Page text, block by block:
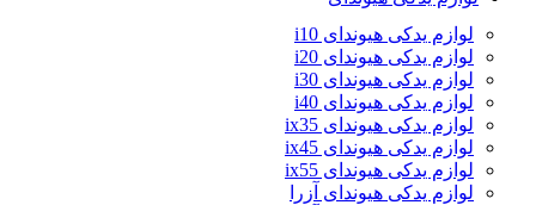
لوازم یدکی هیوندای i10
لوازم یدکی هیوندای i20
لوازم یدکی هیوندای i30
لوازم یدکی هیوندای i40
لوازم یدکی هیوندای ix35
لوازم یدکی هیوندای ix45
لوازم یدکی هیوندای ix55
لوازم یدکی هیوندای آزرا